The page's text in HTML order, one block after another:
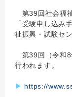
第39回社会福
「受験申し込み
祉振興・試験セ
第39回（令和8
行われます。
▶ https://